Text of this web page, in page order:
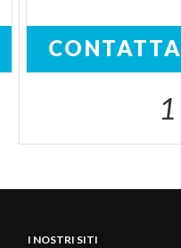
CONTATTA
1
I NOSTRI SITI